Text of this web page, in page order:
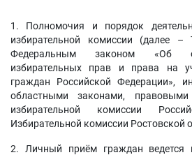
1. Полномочия и порядок
избирательной комиссии (далее –
Федеральным законом «Об
избирательных прав и права на
граждан Российской Федерации»,
областными законами,
избирательной комиссии
Избирательной комиссии Ростовской
2. Личный приём граждан ведется